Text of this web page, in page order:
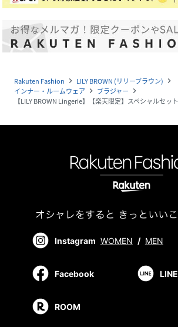
Rakuten Fashion navigate_next LILY BROWN (リリーブラウン) navigate_next
インナー・ルームウェア navigate_next ブラジャー navigate_next
【LILY BROWN Lingerie】【楽天限定】スペシャルセット
Instagram WOMEN / MEN
Facebook LINE
ROOM